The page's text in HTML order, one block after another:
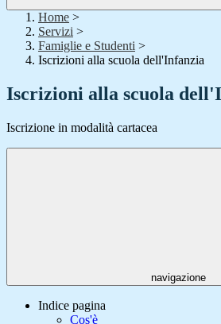
Home >
Servizi >
Famiglie e Studenti >
Iscrizioni alla scuola dell'Infanzia
Iscrizioni alla scuola
Iscrizione in modalità cartacea
navigazione
Indice pagina
Cos'è